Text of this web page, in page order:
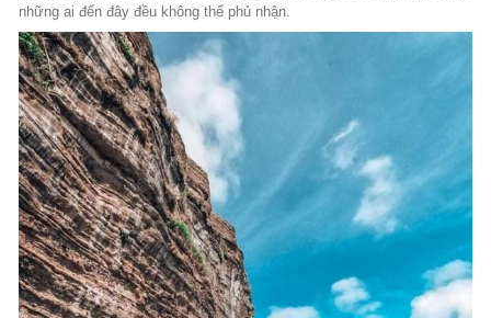
những ai đến đây đều không thể phủ nhận.